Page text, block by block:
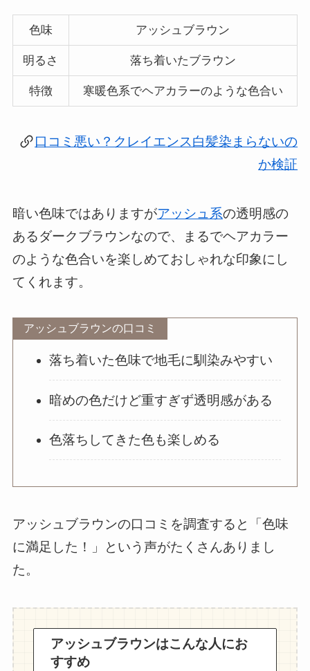
色味 アッシュブラウン
明るさ 落ち着いたブラウン
特徴 寒暖色系でヘアカラーのような色合い
口コミ悪い？クレイエンス白髪染まらないの
か検証
暗い色味ではありますがアッシュ系の透明感の
あるダークブラウンなので、まるでヘアカラー
のような色合いを楽しめておしゃれな印象にし
てくれます。
アッシュブラウンの口コミ
落ち着いた色味で地毛に馴染みやすい
暗めの色だけど重すぎず透明感がある
色落ちしてきた色も楽しめる
アッシュブラウンの口コミを調査すると「色味
に満足した！」という声がたくさんありまし
た。
アッシュブラウンはこんな人にお
すすめ